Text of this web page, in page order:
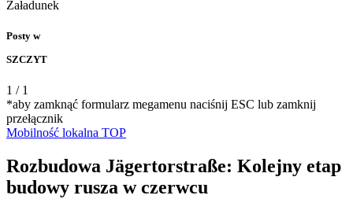
Załadunek
Posty w
SZCZYT
1 / 1
*aby zamknąć formularz megamenu naciśnij ESC lub zamknij
przełącznik
Mobilność lokalna TOP
Rozbudowa Jägertorstraße: Kolejny etap
budowy rusza w czerwcu